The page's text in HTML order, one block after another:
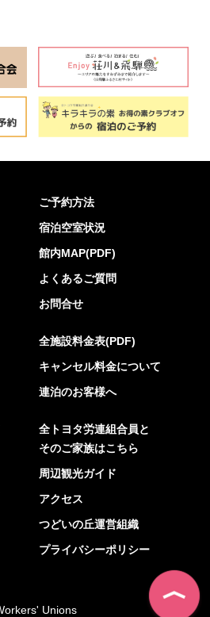
ご予約方法
宿泊空室状況
館内MAP(PDF)
よくあるご質問
お問合せ
全施設料金表(PDF)
キャンセル料金について
連泊のお客様へ
全トヨタ労連組合員と
そのご家族はこちら
周辺観光ガイド
アクセス
つどいの丘運営組織
プライバシーポリシー
Unions